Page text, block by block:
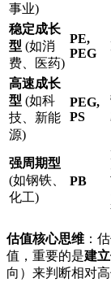
事业)
稳定成长
型 ​ (如消
费、医药)
PE,
PEG
高速成长
型 ​ (如科
技、新能
源)
PEG,
PS
强周期型
(如钢铁、
化工)
PB
估值核心思维 ：
值，重要的是建
向）来判断相对高